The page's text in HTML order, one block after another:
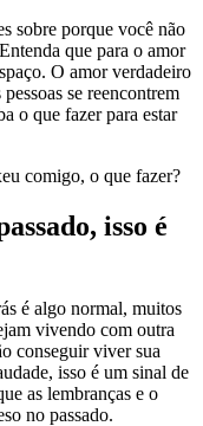
sobre porque você não
que para o amor
O amor verdadeiro
se reencontrem
o que fazer para estar
comigo, o que fazer?
isso é
é algo normal, muitos
vivendo com outra
conseguir viver sua
isso é um sinal de
as lembranças e o
no passado.